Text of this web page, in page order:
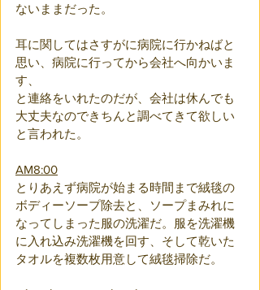
ないままだった。
耳に関してはさすがに病院に行かねばと
思い、病院に行ってから会社へ向かいま
す、
と連絡をいれたのだが、会社は休んでも
大丈夫なのできちんと調べてきて欲しい
と言われた。
AM8:00
とりあえず病院が始まる時間まで絨毯の
ボディーソープ除去と、ソープまみれに
なってしまった服の洗濯だ。服を洗濯機
に入れ込み洗濯機を回す、そして乾いた
タオルを複数枚用意して絨毯掃除だ。